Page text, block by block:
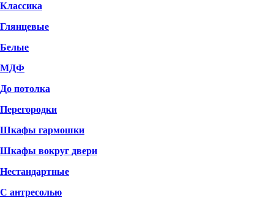
Классика
Глянцевые
Белые
МДФ
До потолка
Перегородки
Шкафы гармошки
Шкафы вокруг двери
Нестандартные
С антресолью